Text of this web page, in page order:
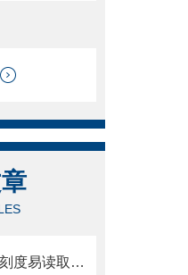
桥洞专用水位尺——清晰刻度易读取，实时显水位，暴雨天护通行。